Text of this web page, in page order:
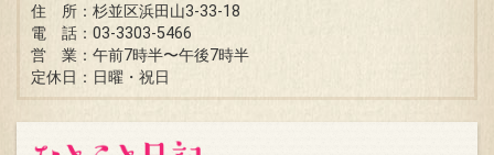
住 所：杉並区浜田山3-33-18
電 話：03-3303-5466
営 業：午前7時半〜午後7時半
定休日：日曜・祝日